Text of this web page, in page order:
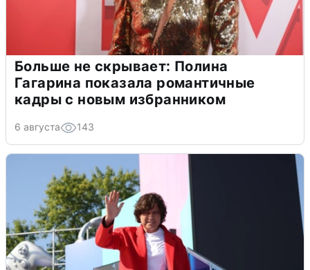
Больше не скрывает: Полина
Гагарина показала романтичные
кадры с новым избранником
6 августа 143